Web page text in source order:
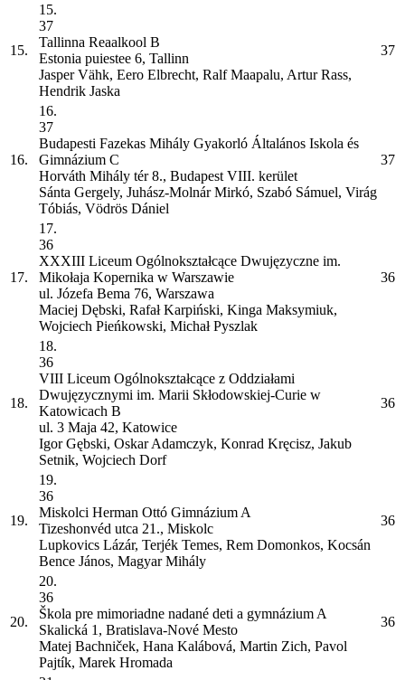
15.
15.
37
Tallinna Reaalkool B
Estonia puiestee 6, Tallinn
Jasper Vähk, Eero Elbrecht, Ralf Maapalu, Artur Rass,
Hendrik Jaska
37
16.
16.
37
Budapesti Fazekas Mihály Gyakorló Általános Iskola és
Gimnázium C
Horváth Mihály tér 8., Budapest VIII. kerület
Sánta Gergely, Juhász-Molnár Mirkó, Szabó Sámuel, Virág
Tóbiás, Vödrös Dániel
37
17.
17.
36
XXXIII Liceum Ogólnokształcące Dwujęzyczne im.
Mikołaja Kopernika w Warszawie
ul. Józefa Bema 76, Warszawa
Maciej Dębski, Rafał Karpiński, Kinga Maksymiuk,
Wojciech Pieńkowski, Michał Pyszlak
36
18.
18.
36
VIII Liceum Ogólnokształcące z Oddziałami
Dwujęzycznymi im. Marii Skłodowskiej-Curie w
Katowicach B
ul. 3 Maja 42, Katowice
Igor Gębski, Oskar Adamczyk, Konrad Kręcisz, Jakub
Setnik, Wojciech Dorf
36
19.
19.
36
Miskolci Herman Ottó Gimnázium A
Tizeshonvéd utca 21., Miskolc
Lupkovics Lázár, Terjék Temes, Rem Domonkos, Kocsán
Bence János, Magyar Mihály
36
20.
20.
36
Škola pre mimoriadne nadané deti a gymnázium A
Skalická 1, Bratislava-Nové Mesto
Matej Bachniček, Hana Kalábová, Martin Zich, Pavol
Pajtík, Marek Hromada
36